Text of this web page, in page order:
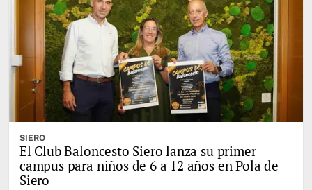
SIERO
El Club Baloncesto Siero lanza su primer
campus para niños de 6 a 12 años en Pola de
Siero